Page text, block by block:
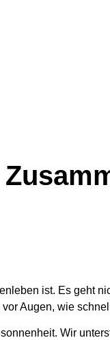
ist. Es geht
Augen, wie
Wir